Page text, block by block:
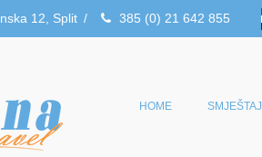
12, Split / 385 (0) 21 642 855
HOME SMJEŠTAJ